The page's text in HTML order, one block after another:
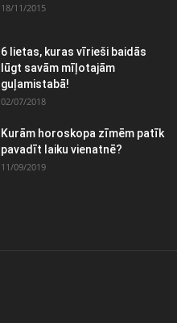
18/11/2015
6 lietas, kuras vīrieši baidās
lūgt savām mīļotajām
guļamistabā!
02/07/2018
Kurām horoskopa zīmēm patīk
pavadīt laiku vienatnē?
11/09/2019